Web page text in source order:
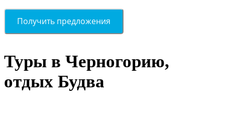
Туры в Черногорию,
отдых Будва